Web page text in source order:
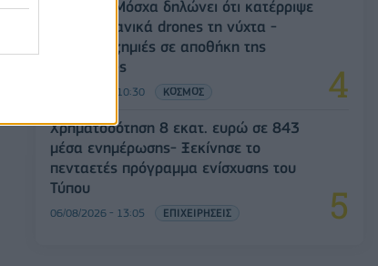
Ρωσία: Η Μόσχα δηλώνει ότι κατέρριψε
605 ουκρανικά drones τη νύχτα -
Ελαφρές ζημιές σε αποθήκη της
Wildberries
06/08/2026 - 10:30 ΚΟΣΜΟΣ
Χρηματοδότηση 8 εκατ. ευρώ σε 843
μέσα ενημέρωσης- Ξεκίνησε το
πενταετές πρόγραμμα ενίσχυσης του
Τύπου
06/08/2026 - 13:05 ΕΠΙΧΕΙΡΗΣΕΙΣ